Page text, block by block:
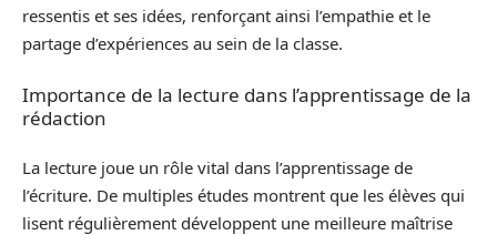
ressentis et ses idées, renforçant ainsi l’empathie et le
partage d’expériences au sein de la classe.
Importance de la lecture dans l’apprentissage de la
rédaction
La lecture joue un rôle vital dans l’apprentissage de
l’écriture. De multiples études montrent que les élèves qui
lisent régulièrement développent une meilleure maîtrise